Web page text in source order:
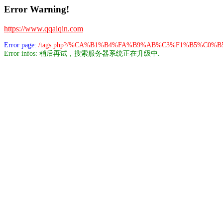
Error Warning!
https://www.qqaiqin.com
Error page: /tags.php?/
Error infos: 稍后再试，搜索服务器系统正在升级中.